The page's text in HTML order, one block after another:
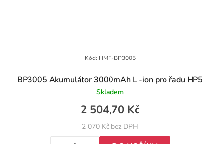
BP3005 Akumulátor 3000mAh Li-ion pro řadu HP5
Skladem
2 070 Kč bez DPH
2 504,70 Kč
Kód: HMF-BP3005